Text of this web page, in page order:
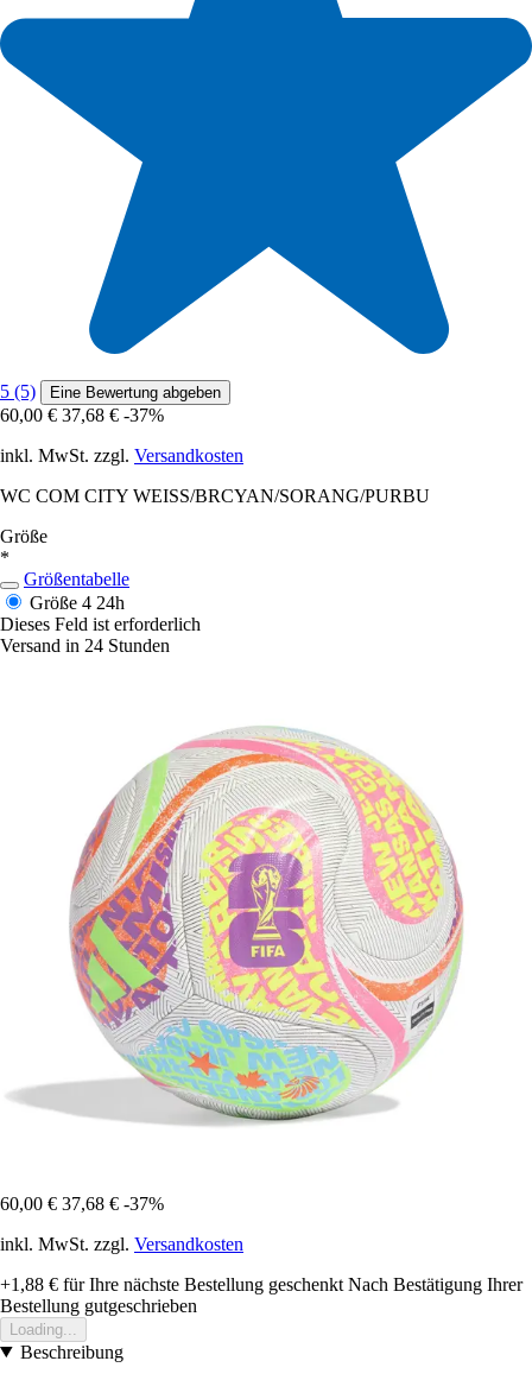
5 (5) Eine Bewertung abgeben
60,00 € 37,68 € -37%
inkl. MwSt. zzgl. Versandkosten
WC COM CITY WEISS/BRCYAN/SORANG/PURBU
Größe
*
Größentabelle
Größe 4 24h
Dieses Feld ist erforderlich
Versand in 24 Stunden
60,00 € 37,68 € -37%
inkl. MwSt. zzgl. Versandkosten
+1,88 € für Ihre nächste Bestellung geschenkt Nach Bestätigung Ihrer
Bestellung gutgeschrieben
Loading...
Beschreibung